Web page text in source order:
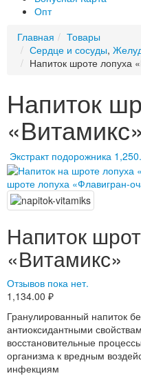
Опт
Главная
Товары
Сердце и сосуды,
Напиток шроте лопуха
Напиток
«Витамикс»
Экстракт подорожника
шроте лопуха «Флавигран-
Напиток
«Витамикс»
Отзывов пока нет.
1,134.00 ₽
Гранулированный напиток
антиоксидантными
восстановительные
организма к вредным
инфекциям